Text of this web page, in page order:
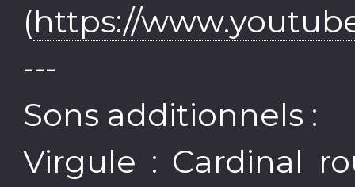
(https://
---
Sons additionnels :
Virgule : Cardinal